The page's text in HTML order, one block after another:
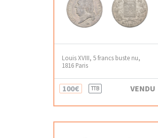
Louis XVIII, 5 francs buste nu,
1816 Paris
100€ TTB VENDU